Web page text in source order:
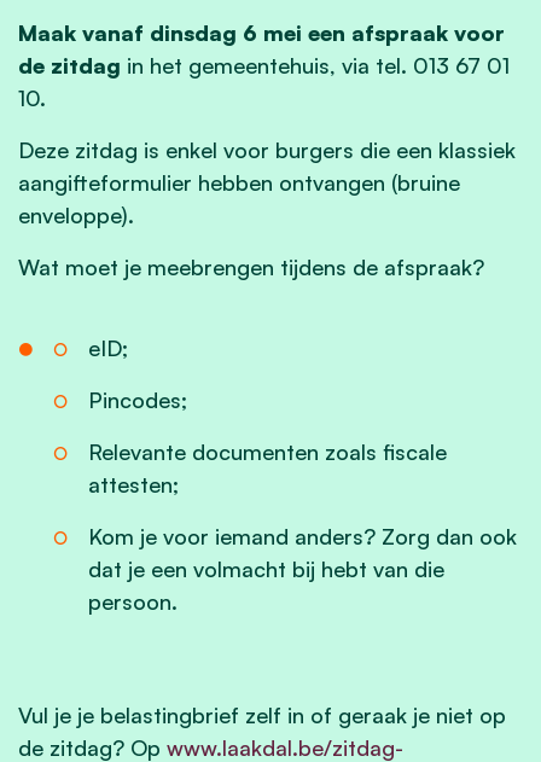
Maak vanaf dinsdag 6 mei een afspraak voor
de zitdag in het gemeentehuis, via tel. 013 67 01
10.
Deze zitdag is enkel voor burgers die een klassiek
aangifteformulier hebben ontvangen (bruine
enveloppe).
Wat moet je meebrengen tijdens de afspraak?
eID;
Pincodes;
Relevante documenten zoals fiscale
attesten;
Kom je voor iemand anders? Zorg dan ook
dat je een volmacht bij hebt van die
persoon.
Vul je je belastingbrief zelf in of geraak je niet op
de zitdag? Op www.laakdal.be/zitdag-